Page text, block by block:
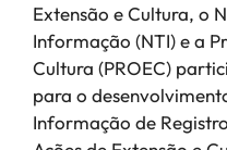
Extensão e Cultura, o
Informação (NTI) e a
Cultura (PROEC)
para o
Informação de